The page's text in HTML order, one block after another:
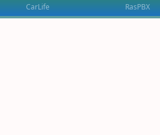
CarLife RasPBX